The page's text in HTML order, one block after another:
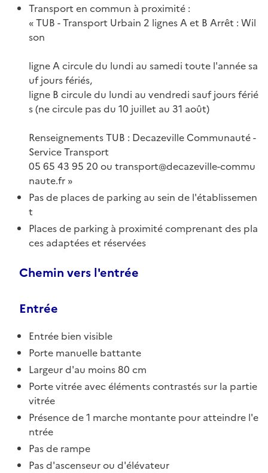
Transport en commun à proximité :
TUB - Transport Urbain 2 lignes A et B Arrêt : Wil
son
ligne A circule du lundi au samedi toute l'année sa
uf jours fériés,
ligne B circule du lundi au vendredi sauf jours férié
s (ne circule pas du 10 juillet au 31 août)
Renseignements TUB : Decazeville Communauté -
Service Transport
05 65 43 95 20 ou transport@decazeville-commu
naute.fr
Pas de places de parking au sein de l'établissemen
t
Places de parking à proximité comprenant des pla
ces adaptées et réservées
Chemin vers l'entrée
Entrée
Entrée bien visible
Porte manuelle battante
Largeur d'au moins 80 cm
Porte vitrée avec éléments contrastés sur la partie
vitrée
Présence de 1 marche montante pour atteindre l'e
ntrée
Pas de rampe
Pas d'ascenseur ou d'élévateur